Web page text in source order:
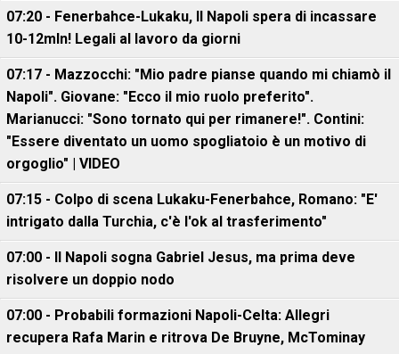
07:20 - Fenerbahce-Lukaku, ll Napoli spera di incassare
10-12mln! Legali al lavoro da giorni
07:17 - Mazzocchi: "Mio padre pianse quando mi chiamò il
Napoli". Giovane: "Ecco il mio ruolo preferito".
Marianucci: "Sono tornato qui per rimanere!". Contini:
"Essere diventato un uomo spogliatoio è un motivo di
orgoglio" | VIDEO
07:15 - Colpo di scena Lukaku-Fenerbahce, Romano: "E'
intrigato dalla Turchia, c'è l'ok al trasferimento"
07:00 - Il Napoli sogna Gabriel Jesus, ma prima deve
risolvere un doppio nodo
07:00 - Probabili formazioni Napoli-Celta: Allegri
recupera Rafa Marin e ritrova De Bruyne, McTominay